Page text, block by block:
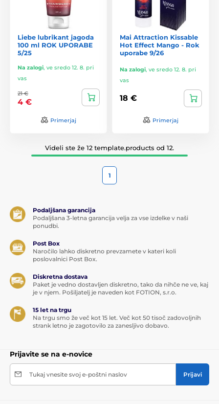
Liebe lubrikant jagoda
100 ml ROK UPORABE
5/25
Na zalogi, ve sredo 12. 8. pri
vas
21 €
4 €
Primerjaj
Mai Attraction Kissable
Hot Effect Mango - Rok
uporabe 9/26
Na zalogi, ve sredo 12. 8. pri
vas
18 €
Primerjaj
Videli ste že 12 template.products od 12.
1
Podaljšana garancija
Podaljšana 3-letna garancija velja za vse izdelke v naši
ponudbi.
Post Box
Naročilo lahko diskretno prevzamete v kateri koli
poslovalnici Post Box.
Diskretna dostava
Paket je vedno dostavljen diskretno, tako da nihče ne ve, kaj
je v njem. Pošiljatelj je naveden kot FOTION, s.r.o.
15 let na trgu
Na trgu smo že več kot 15 let. Več kot 50 tisoč zadovoljnih
strank letno je zagotovilo za zanesljivo dobavo.
Prijavite se na e-novice
Tukaj vnesite svoj e-poštni naslov Prijavi